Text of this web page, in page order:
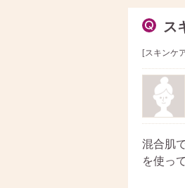
ス
スキンケ
混合肌
を使っ